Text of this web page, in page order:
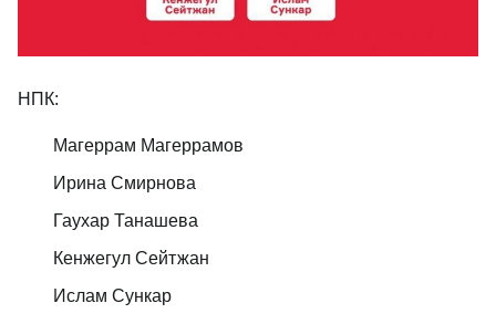
НПК:
Магеррам Магеррамов
Ирина Смирнова
Гаухар Танашева
Кенжегул Сейтжан
Ислам Сункар